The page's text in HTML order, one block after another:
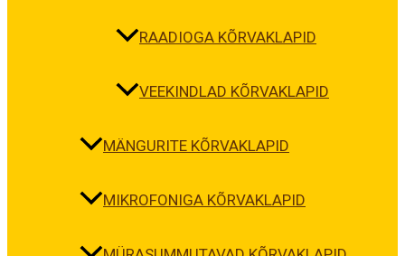
RAADIOGA KÕRVAKLAPID
VEEKINDLAD KÕRVAKLAPID
MÄNGURITE KÕRVAKLAPID
MIKROFONIGA KÕRVAKLAPID